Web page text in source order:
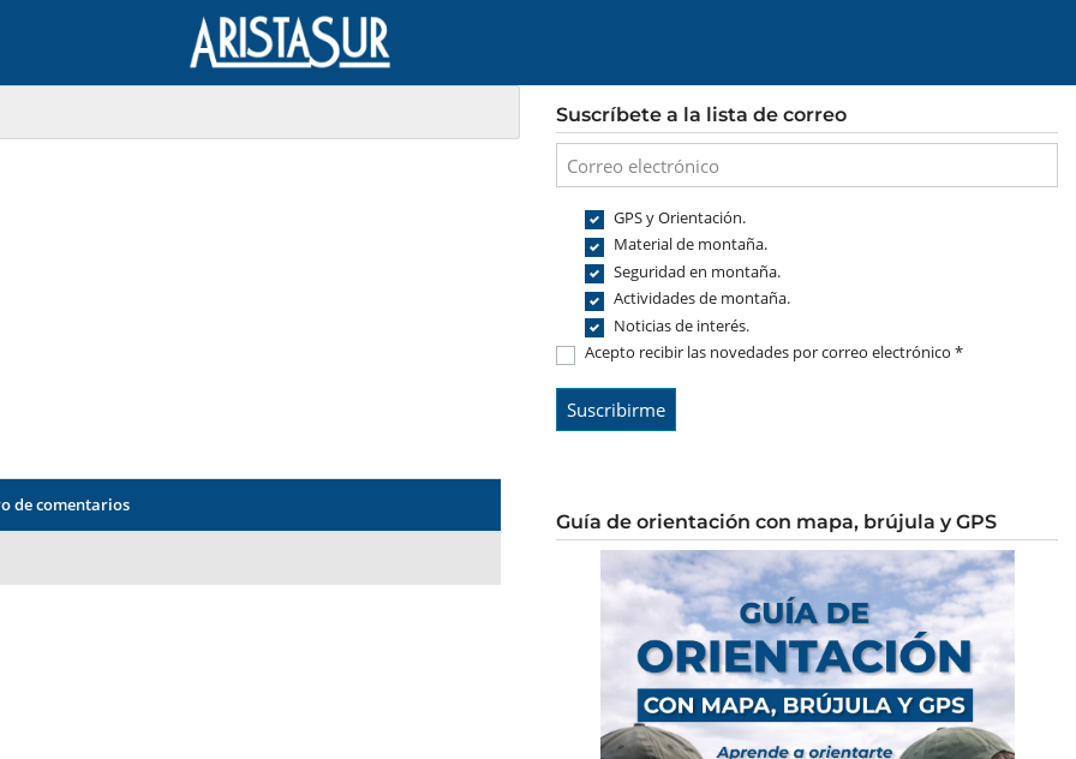
de comentarios
Suscríbete a la lista de correo
GPS y Orientación.
Material de montaña.
Seguridad en montaña.
Actividades de montaña.
Noticias de interés.
Acepto recibir las novedades por correo electrónico *
Guía de orientación con mapa, brújula y GPS